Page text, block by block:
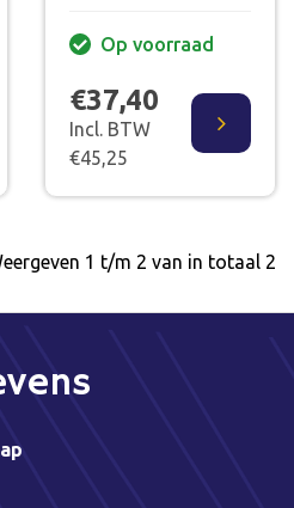
Op voorraad
€37,40
Incl. BTW
€45,25
1 t/m 2 van in totaal 2